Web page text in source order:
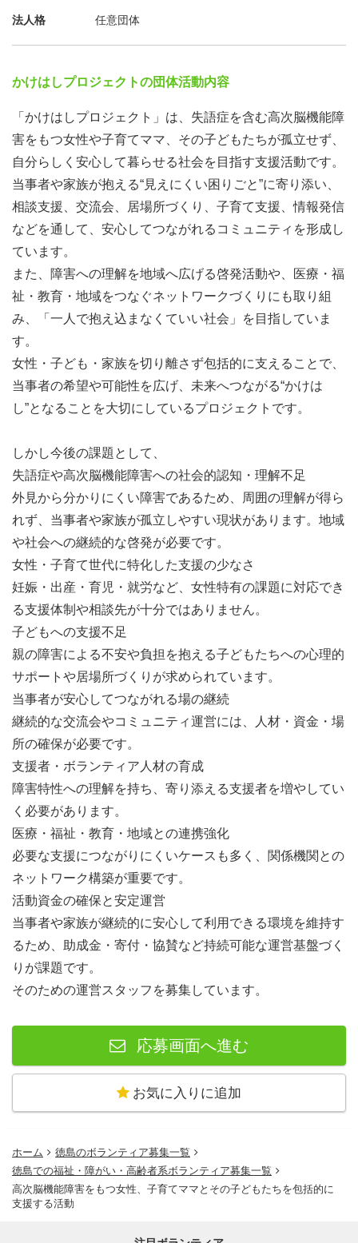
法人格 任意団体
かけはしプロジェクトの団体活動内容
「かけはしプロジェクト」は、失語症を含む高次脳機能障
害をもつ女性や子育てママ、その子どもたちが孤立せず、
自分らしく安心して暮らせる社会を目指す支援活動です。
当事者や家族が抱える“見えにくい困りごと”に寄り添い、
相談支援、交流会、居場所づくり、子育て支援、情報発信
などを通して、安心してつながれるコミュニティを形成し
ています。
また、障害への理解を地域へ広げる啓発活動や、医療・福
祉・教育・地域をつなぐネットワークづくりにも取り組
み、「一人で抱え込まなくていい社会」を目指していま
す。
女性・子ども・家族を切り離さず包括的に支えることで、
当事者の希望や可能性を広げ、未来へつながる“かけは
し”となることを大切にしているプロジェクトです。
しかし今後の課題として、
失語症や高次脳機能障害への社会的認知・理解不足
外見から分かりにくい障害であるため、周囲の理解が得ら
れず、当事者や家族が孤立しやすい現状があります。地域
や社会への継続的な啓発が必要です。
女性・子育て世代に特化した支援の少なさ
妊娠・出産・育児・就労など、女性特有の課題に対応でき
る支援体制や相談先が十分ではありません。
子どもへの支援不足
親の障害による不安や負担を抱える子どもたちへの心理的
サポートや居場所づくりが求められています。
当事者が安心してつながれる場の継続
継続的な交流会やコミュニティ運営には、人材・資金・場
所の確保が必要です。
支援者・ボランティア人材の育成
障害特性への理解を持ち、寄り添える支援者を増やしてい
く必要があります。
医療・福祉・教育・地域との連携強化
必要な支援につながりにくいケースも多く、関係機関との
ネットワーク構築が重要です。
活動資金の確保と安定運営
当事者や家族が継続的に安心して利用できる環境を維持す
るため、助成金・寄付・協賛など持続可能な運営基盤づく
りが課題です。
そのための運営スタッフを募集しています。
応募画面へ進む
お気に入りに追加
ホーム
徳島のボランティア募集一覧
徳島での福祉・障がい・高齢者系ボランティア募集一覧
高次脳機能障害をもつ女性、子育てママとその子どもたちを包括的に
支援する活動